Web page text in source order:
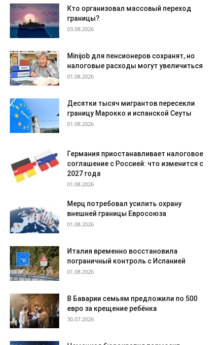
Кто организовал массовый переход
границы?
03.08.2026
Minijob для пенсионеров сохранят, но
налоговые расходы могут увеличиться
01.08.2026
Десятки тысяч мигрантов пересекли
границу Марокко и испанской Сеуты
01.08.2026
Германия приостанавливает налоговое
соглашение с Россией: что изменится с
2027 года
01.08.2026
Мерц потребовал усилить охрану
внешней границы Евросоюза
01.08.2026
Италия временно восстановила
пограничный контроль с Испанией
01.08.2026
В Баварии семьям предложили по 500
евро за крещение ребёнка
30.07.2026